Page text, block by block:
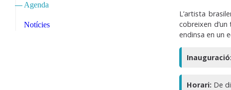
Agenda
Notícies
L’artista
cobreixen
endinsa en un
Horari: De